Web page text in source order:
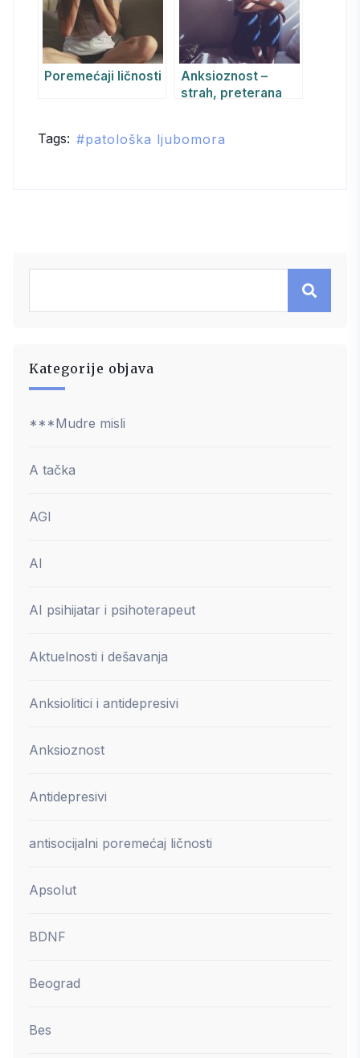
Poremećaji ličnosti
Anksioznost –
strah, preterana
Tags: patološka ljubomora
Kategorije objava
***Mudre misli
A tačka
AGI
AI
AI psihijatar i psihoterapeut
Aktuelnosti i dešavanja
Anksiolitici i antidepresivi
Anksioznost
Antidepresivi
antisocijalni poremećaj ličnosti
Apsolut
BDNF
Beograd
Bes